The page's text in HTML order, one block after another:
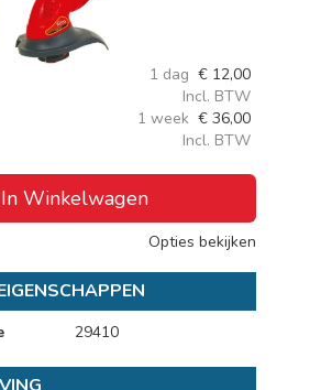
1 dag € 12,00
Incl. BTW
1 week € 36,00
Incl. BTW
In Winkelwagen
Opties bekijken
29410